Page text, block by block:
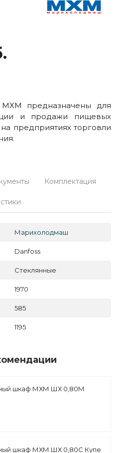
предназначены для
и продажи пищевых
предприятиях торговли
Комплектация
Марихолодмаш
Danfoss
Стеклянные
1970
585
1195
шкаф МХМ ШХ 0,80М
шкаф МХМ ШХ 0,80С Купе